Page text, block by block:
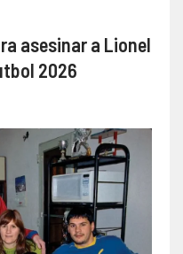
asesinar a Lionel
2026